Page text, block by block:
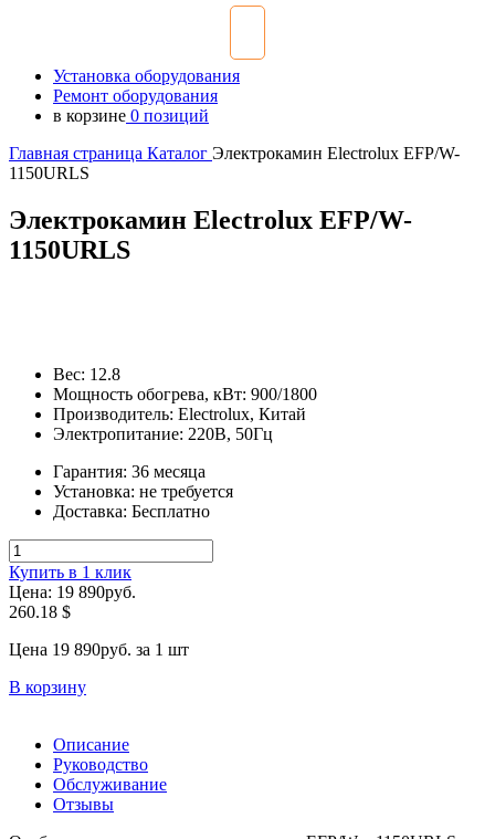
Установка оборудования
Ремонт оборудования
в корзине 0 позиций
Главная страница Каталог Электрокамин Electrolux EFP/W-
1150URLS
Электрокамин Electrolux EFP/W-
1150URLS
Вес: 12.8
Мощность обогрева, кВт: 900/1800
Производитель: Electrolux, Китай
Электропитание: 220В, 50Гц
Гарантия: 36 месяца
Установка: не требуется
Доставка: Бесплатно
Купить в 1 клик
Цена: 19 890руб.
260.18 $
Цена 19 890руб. за 1 шт
В корзину
Описание
Руководство
Обслуживание
Отзывы